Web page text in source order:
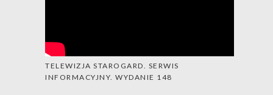
TELEWIZJA STAROGARD. SERWIS
INFORMACYJNY. WYDANIE 148